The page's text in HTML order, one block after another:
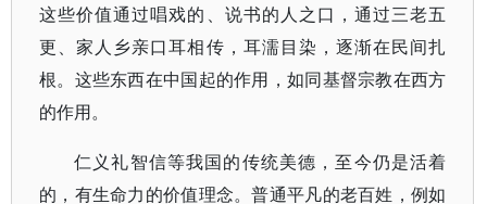
这些价值通过唱戏的、说书的人之口，通过三老五
更、家人乡亲口耳相传，耳濡目染，逐渐在民间扎
根。这些东西在中国起的作用，如同基督宗教在西方
的作用。
仁义礼智信等我国的传统美德，至今仍是活着
的，有生命力的价值理念。普通平凡的老百姓，例如